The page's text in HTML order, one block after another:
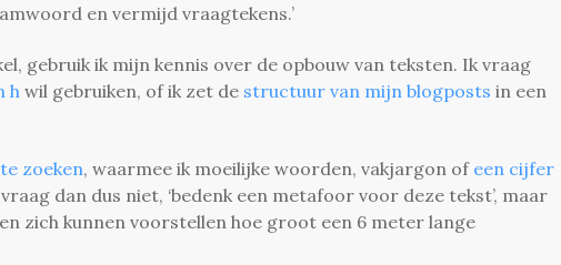
en vermijd vraagtekens.’
gebruik ik mijn kennis over de opbouw van teksten. Ik vraag
h wil gebruiken, of ik zet de structuur van mijn blogposts in een
zoeken, waarmee ik moeilijke woorden, vakjargon of een cijfer
dan dus niet, ‘bedenk een metafoor voor deze tekst’, maar
zich kunnen voorstellen hoe groot een 6 meter lange